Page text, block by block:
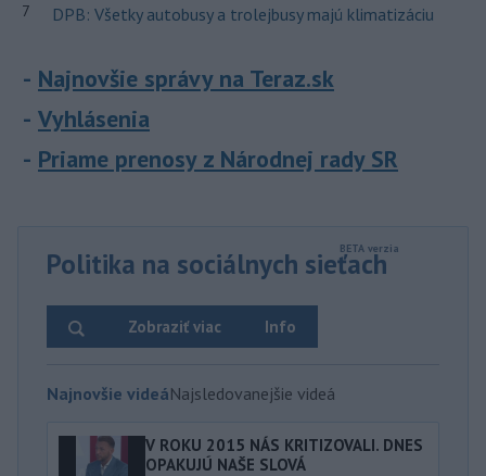
7 DPB: Všetky autobusy a trolejbusy majú klimatizáciu
Najnovšie správy na Teraz.sk
Vyhlásenia
Priame prenosy z Národnej rady SR
Politika na sociálnych sieťach
Info
Zobraziť viac
Najnovšie videáNajsledovanejšie videá
V ROKU 2015 NÁS KRITIZOVALI. DNES
OPAKUJÚ NAŠE SLOVÁ